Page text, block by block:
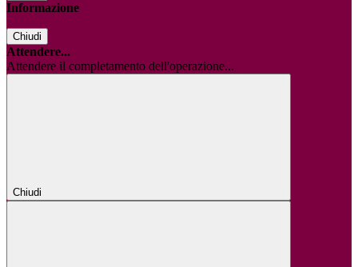
Informazione
Chiudi
Attendere...
Attendere il completamento dell'operazione...
Chiudi